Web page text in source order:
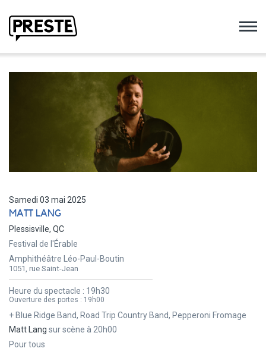
Samedi 03 mai 2025
MATT LANG
Plessisville, QC
Festival de l'Érable
Amphithéâtre Léo-Paul-Boutin
1051, rue Saint-Jean
Heure du spectacle : 19h30
Ouverture des portes : 19h00
+ Blue Ridge Band, Road Trip Country Band, Pepperoni Fromage
Matt Lang sur scène à 20h00
Pour tous